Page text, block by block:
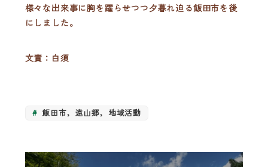
様々な出来事に胸を躍らせつつ夕暮れ迫る飯田市を後
にしました。
文責：白須
飯田市，遠山郷，地域活動